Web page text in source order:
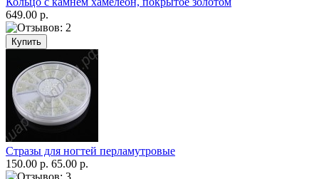
649.00 р.
Стразы для ногтей перламутровые
150.00 р. 65.00 р.